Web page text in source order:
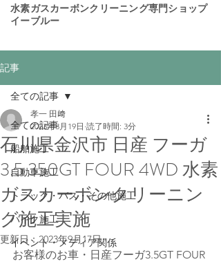
​水素ガスカーボンクリーニング専門ショップ
イーブルー
記事
全ての記事
船舶施工
自動車施工
トラック・バス・その他施工
バイク施工
イベント・メディア関係
全ての記事
石川県金沢市 日産 フーガ
3.5 350GT FOUR 4WD 水素
ガスカーボンクリーニン
グ施工実施
孝一 田﨑
2023年3月19日 読了時間: 3分
更新日：2023年9月17日
お客様のお車・日産フーガ3.5GT FOUR